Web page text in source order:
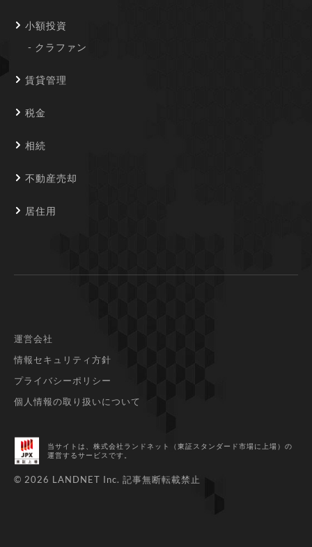
小額投資
クラファン
賃貸管理
税金
相続
不動産売却
居住用
運営会社
情報セキュリティ方針
プライバシーポリシー
個人情報の取り扱いについて
当サイトは、株式会社ランドネット（東証スタンダード市場に上場） の
運営するサービスです。
© 2026 LANDNET Inc. 記事無断転載禁止